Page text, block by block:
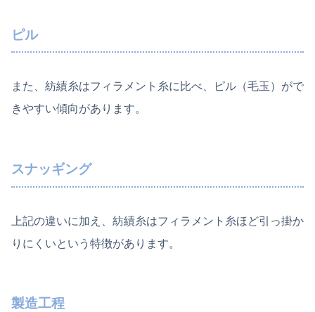
ピル
また、紡績糸はフィラメント糸に比べ、ピル（毛玉）がで
きやすい傾向があります。
スナッギング
上記の違いに加え、紡績糸はフィラメント糸ほど引っ掛か
りにくいという特徴があります。
製造工程